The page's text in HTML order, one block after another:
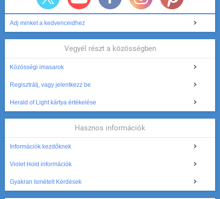
Adj minket a kedvenceidhez
Vegyél részt a közösségben
Közösségi imasarok
Regisztrálj, vagy jelentkezz be
Herald of Light kártya értékelése
Hasznos információk
Információk kezdőknek
Violet Hold információk
Gyakran Ismételt Kérdések